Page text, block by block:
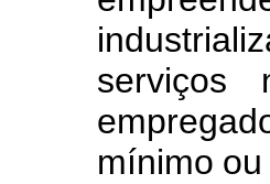
industrializ
serviços
empregad
mínimo ou